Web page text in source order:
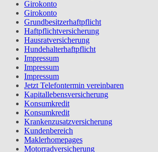
Girokonto
Girokonto
Grundbesitzerhaftpflicht
Haftpflichtversicherung
Hausratversicherung
Hundehalterhaftpflicht
Impressum
Impressum
Impressum
Jetzt Telefontermin vereinbaren
Kapitallebensversicherung
Konsumkredit
Konsumkredit
Krankenzusatzversicherung
Kundenbereich
Maklerhomepages
Motorradversicherung